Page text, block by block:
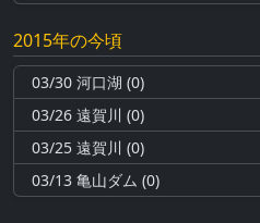
2015年の今頃
03/30 河口湖 (0)
03/26 遠賀川 (0)
03/25 遠賀川 (0)
03/13 亀山ダム (0)